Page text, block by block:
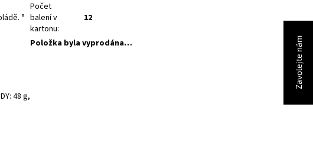
Zavolejte nám
°
48 g,
Počet
balení v
kartonu:
12
Položka byla vyprodána…